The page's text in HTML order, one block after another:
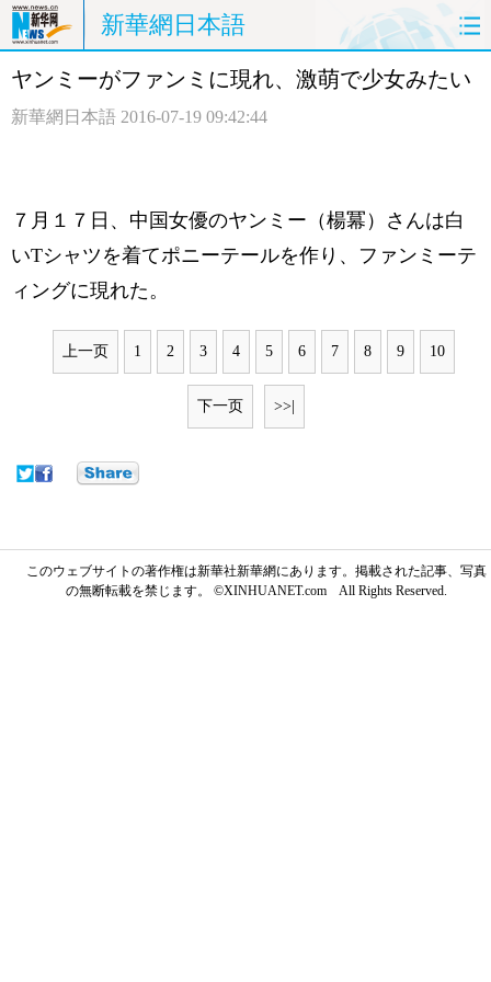
新華網日本語
ホームページ 政治 経済
中日対訳
ヤンミーがファンミに現れ、激萌で少女みたい
新華網日本語 2016-07-19 09:42:44
７月１７日、中国女優のヤンミー（楊冪）さんは白
いTシャツを着てポニーテールを作り、ファンミーテ
ィングに現れた。
上一页 1 2 3 4 5 6 7 8 9 10
下一页 >>|
このウェブサイトの著作権は新華社新華網にあります。掲載された記事、写真
の無断転載を禁じます。 ©XINHUANET.com All Rights Reserved.